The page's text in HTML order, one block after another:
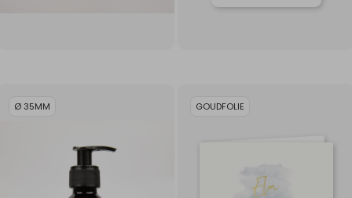
Ø 35MM GOUDFOLIE